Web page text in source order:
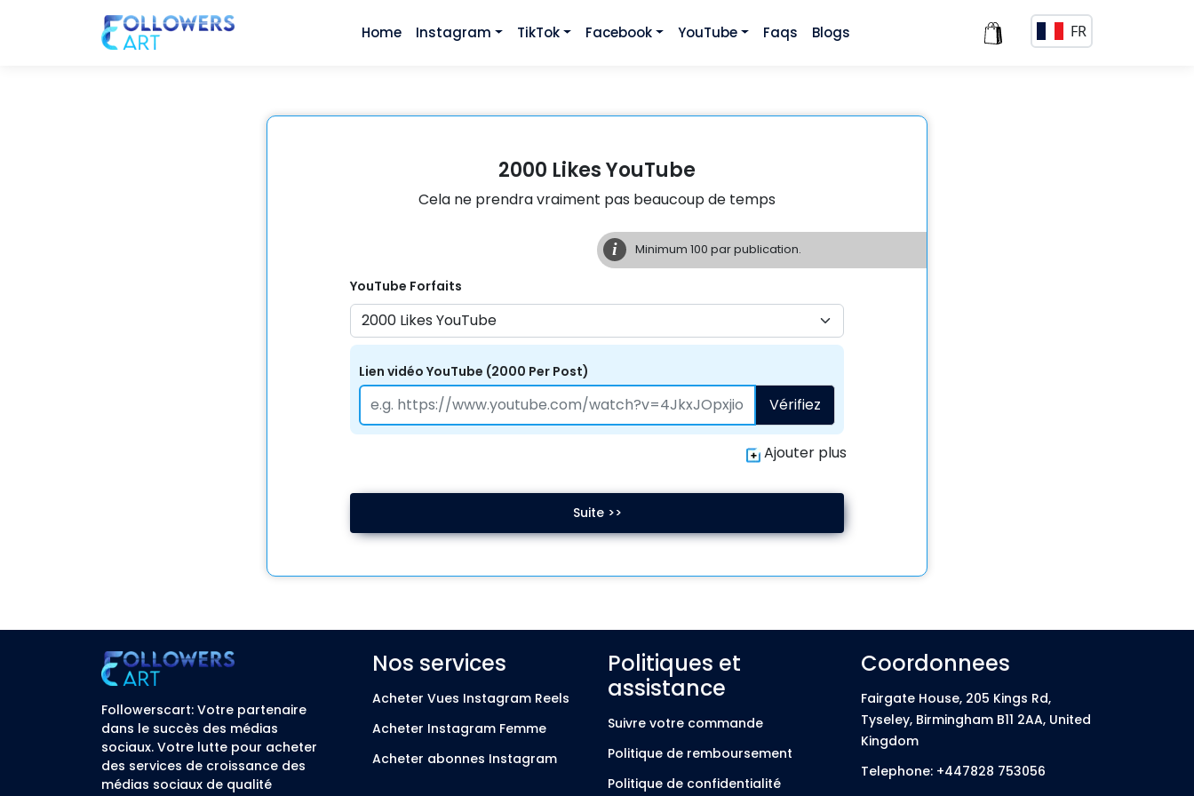
Home Instagram TikTok Facebook YouTube Faqs Blogs FR
2000 Likes YouTube
Cela ne prendra vraiment pas beaucoup de temps
i Minimum 100 par publication.
YouTube Forfaits
Lien vidéo YouTube (2000 Per Post)
Vérifiez
Ajouter plus
Suite >>
Followerscart: Votre partenaire
dans le succès des médias
sociaux. Votre lutte pour acheter
des services de croissance des
médias sociaux de qualité
Nos services
Acheter Vues Instagram Reels
Acheter Instagram Femme
Acheter abonnes Instagram
Politiques et
assistance
Suivre votre commande
Politique de remboursement
Politique de confidentialité
Coordonnees
Fairgate House, 205 Kings Rd,
Tyseley, Birmingham B11 2AA, United
Kingdom
Telephone: +447828 753056